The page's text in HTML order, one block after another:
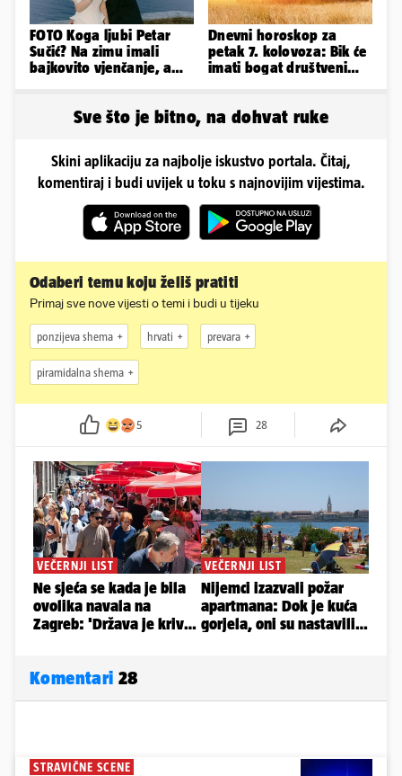
FOTO Koga ljubi Petar
Sučić? Na zimu imali
bajkovito vjenčanje, a
Dnevni horoskop za
petak 7. kolovoza: Bik će
imati bogat društveni
Sve što je bitno, na dohvat ruke
Skini aplikaciju za najbolje iskustvo portala. Čitaj,
komentiraj i budi uvijek u toku s najnovijim vijestima.
Odaberi temu koju želiš pratiti
Primaj sve nove vijesti o temi i budi u tijeku
ponzijeva shema hrvati prevara
piramidalna shema
5 28
Komentari 28
STRAVIČNE SCENE